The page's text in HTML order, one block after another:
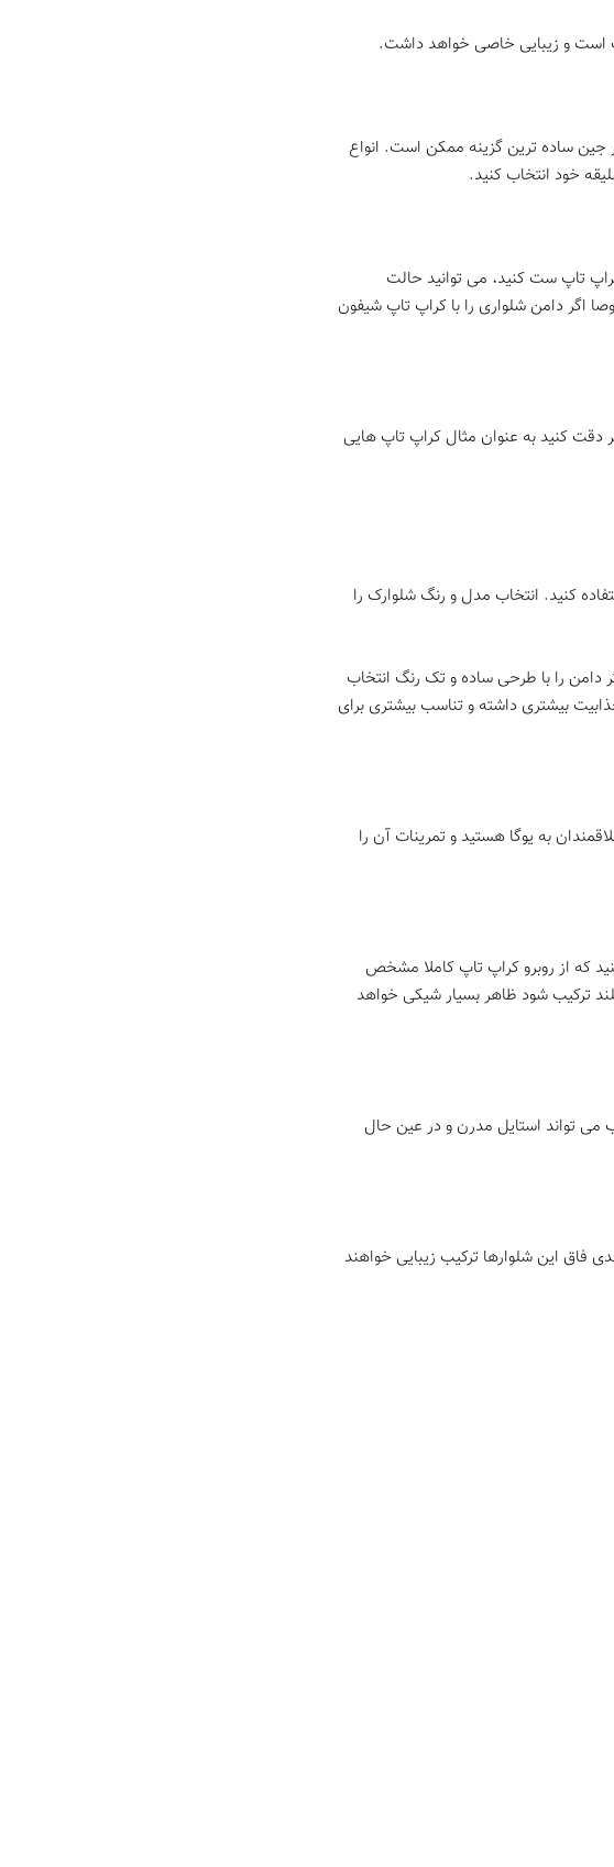
است و زیبایی خاصی خواهد داشت.
جین ساده ترین گزینه ممکن است. انواع
خود انتخاب کنید.
تاپ ست کنید، می توانید حالت
اگر دامن شلواری را با کراپ تاپ شیفون
کنید به عنوان مثال کراپ تاپ هایی
کنید. انتخاب مدل و رنگ شلوارک را
دامن را با طرحی ساده و تک رنگ انتخاب
بیشتری داشته و تناسب بیشتری برای
به یوگا هستید و تمرینات آن را
که از روبرو کراپ تاپ کاملا مشخص
ترکیب شود ظاهر بسیار شیکی خواهد
می تواند استایل مدرن و در عین حال
فاق این شلوارها ترکیب زیبایی خواهند